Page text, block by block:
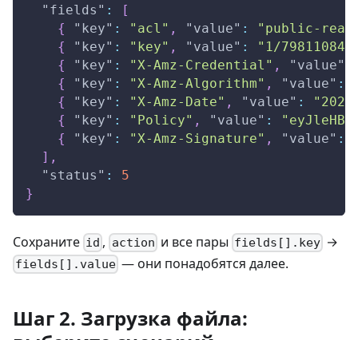
"fields" :
[
{
"key" : "acl" , "value" :
"public-
{
"key" : "key" , "value" :
"1/79811084-
{
"key" : "X-Amz-Credential" , "value"
{
"key" : "X-Amz-Algorithm" , "value" :
{
"key" : "X-Amz-Date" , "value" :
{
"key" : "Policy" , "value" :
{
"key" : "X-Amz-Signature" , "value" :
] ,
"status" :
5
}
Сохраните id , action и все пары fields[].key →
fields[].value — они понадобятся далее.
Шаг 2. Загрузка файла: